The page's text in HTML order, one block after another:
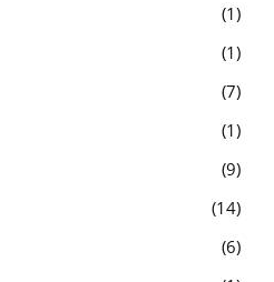
1
1
7
1
9
14
6